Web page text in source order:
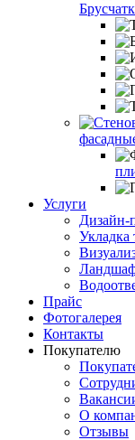
Услуги
Дизайн-
Укладка
Прайс
Фотогалерея
Контакты
Покупателю
О
Отзывы